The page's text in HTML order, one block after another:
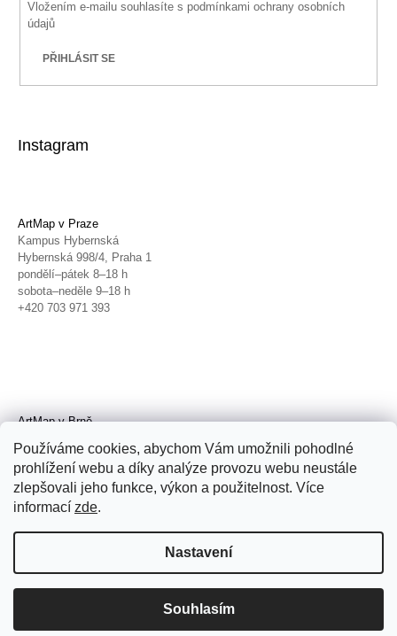
Používáme cookies, abychom Vám umožnili pohodlné
prohlížení webu a díky analýze provozu webu neustále
zlepšovali jeho funkce, výkon a použitelnost. Více
informací zde.
Nastavení
Souhlasím
Vložením e-mailu souhlasíte s podmínkami ochrany osobních
údajů
PŘIHLÁSIT SE
Instagram
ArtMap v Praze
Kampus Hybernská
Hybernská 998/4, Praha 1
pondělí–pátek 8–18 h
sobota–neděle 9–18 h
+420 703 971 393
ArtMap v Brně
Radnická 4, Brno
úterý–pátek 11–19 h
sobota 14–19 h
+420 702 152 298